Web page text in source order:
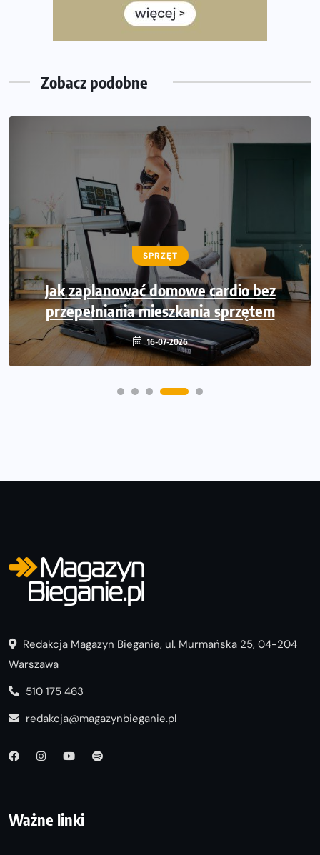
Już w tę sobotę 35. Bieg Powstania Warszawskiego.
Wystartuje rekordowa liczba uczestników
Zobacz podobne
SPRZĘT
Jak zaplanować domowe cardio bez
przepełniania mieszkania sprzętem
16-07-2026
Redakcja Magazyn Bieganie, ul. Murmańska 25, 04-204
Warszawa
510 175 463
redakcja@magazynbieganie.pl
Ważne linki